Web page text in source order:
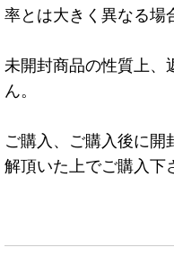
率とは大きく異なる場
未開封商品の性質上、
ん。
ご購入、ご購入後に開
解頂いた上でご購入下